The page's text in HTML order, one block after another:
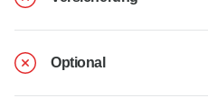
Optional